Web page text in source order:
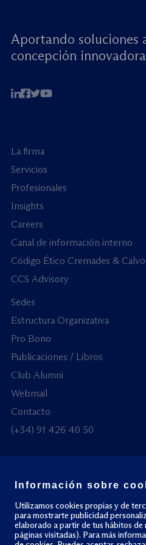
Aportando soluciones
concepción
La firma
Servicios
Profesionales
Insights
Careers
Canal de información interno
Código Ético Cremades &
CCS Advisory
Sedes
Estructura Organizativa
Pro Bono
Publicaciones / Libros
Club Alumni
Webmail
Contacto
(+34) 91 426 40 50
© Todos los derechos reservados
Política de privacidad Política
Información sobre
Utilizamos cookies propias y de
para mostrarte publicidad
elaborado a partir de tus hábitos de
páginas visitadas). Para más